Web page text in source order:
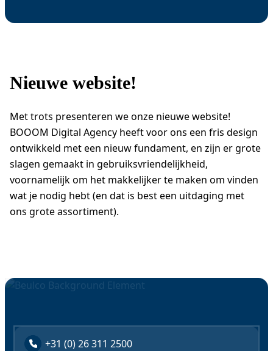
12-01-2026
Nieuwe website!
Met trots presenteren we onze nieuwe website!
BOOOM Digital Agency heeft voor ons een fris design
ontwikkeld met een nieuw fundament, en zijn er grote
slagen gemaakt in gebruiksvriendelijkheid,
voornamelijk om het makkelijker te maken om vinden
wat je nodig hebt (en dat is best een uitdaging met
ons grote assortiment).
+31 (0) 26 311 2500